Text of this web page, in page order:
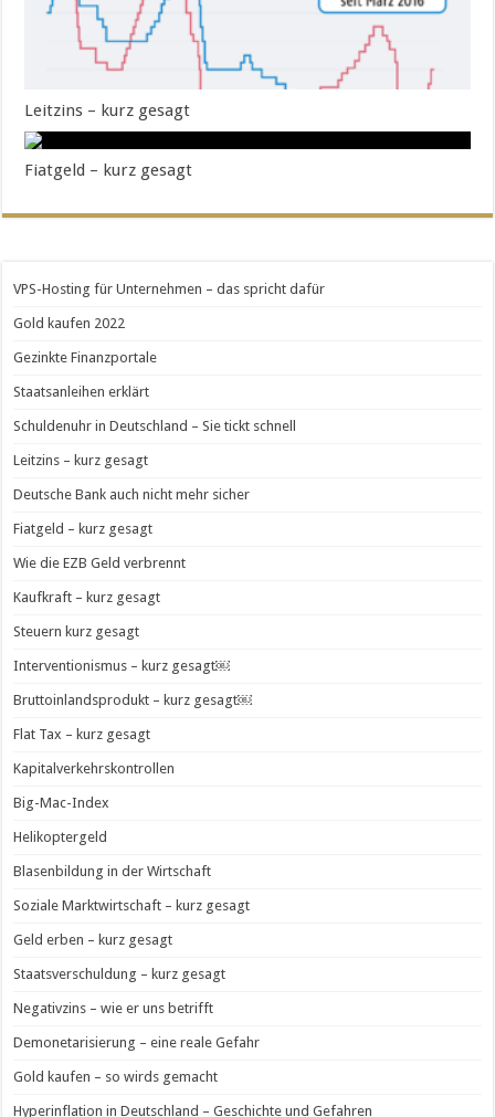
Leitzins – kurz gesagt
Fiatgeld – kurz gesagt
VPS-Hosting für Unternehmen – das spricht dafür
Gold kaufen 2022
Gezinkte Finanzportale
Staatsanleihen erklärt
Schuldenuhr in Deutschland – Sie tickt schnell
Leitzins – kurz gesagt
Deutsche Bank auch nicht mehr sicher
Fiatgeld – kurz gesagt
Wie die EZB Geld verbrennt
Kaufkraft – kurz gesagt
Steuern kurz gesagt
Interventionismus – kurz gesagt￼
Bruttoinlandsprodukt – kurz gesagt￼
Flat Tax – kurz gesagt
Kapitalverkehrskontrollen
Big-Mac-Index
Helikoptergeld
Blasenbildung in der Wirtschaft
Soziale Marktwirtschaft – kurz gesagt
Geld erben – kurz gesagt
Staatsverschuldung – kurz gesagt
Negativzins – wie er uns betrifft
Demonetarisierung – eine reale Gefahr
Gold kaufen – so wirds gemacht
Hyperinflation in Deutschland – Geschichte und Gefahren